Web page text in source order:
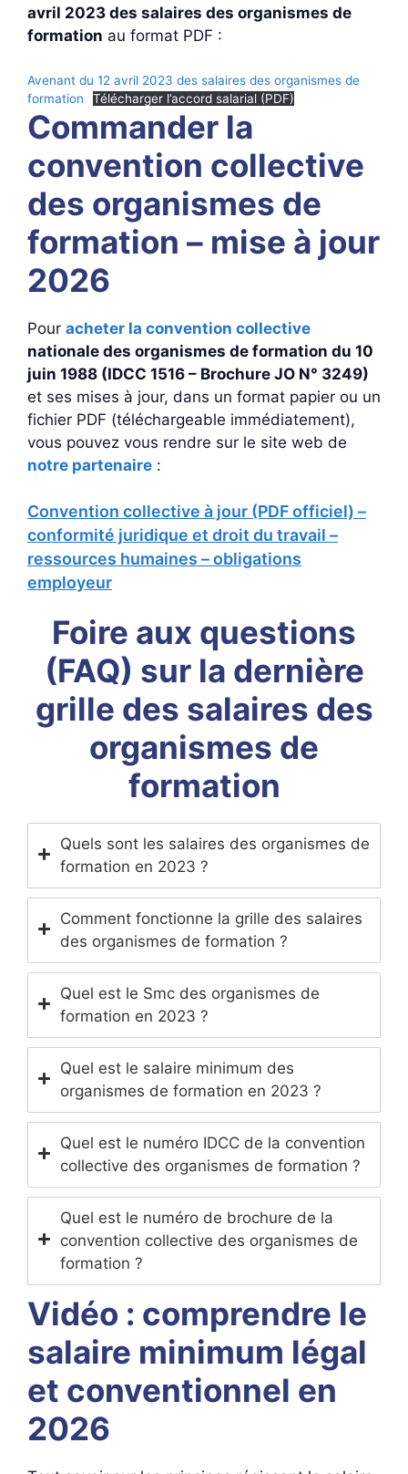
avril 2023 des salaires des organismes de
formation au format PDF :
Avenant du 12 avril 2023 des salaires des organismes de
formation
Télécharger l’accord salarial (PDF)
Commander la
convention collective
des organismes de
formation – mise à jour
2026
Pour acheter la convention collective
nationale des organismes de formation du 10
juin 1988 (IDCC 1516 – Brochure JO N° 3249)
et ses mises à jour, dans un format papier ou un
fichier PDF (téléchargeable immédiatement),
vous pouvez vous rendre sur le site web de
notre partenaire :
Convention collective à jour (PDF officiel) –
conformité juridique et droit du travail –
ressources humaines – obligations
employeur
Foire aux questions
(FAQ) sur la dernière
grille des salaires des
organismes de
formation
Quels sont les salaires des organismes de
formation en 2023 ?
Comment fonctionne la grille des salaires
des organismes de formation ?
Quel est le Smc des organismes de
formation en 2023 ?
Quel est le salaire minimum des
organismes de formation en 2023 ?
Quel est le numéro IDCC de la convention
collective des organismes de formation ?
Quel est le numéro de brochure de la
convention collective des organismes de
formation ?
Vidéo : comprendre le
salaire minimum légal
et conventionnel en
2026